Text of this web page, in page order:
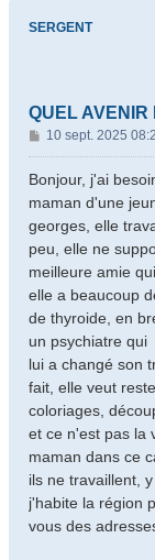
SERGENT
QUEL AVENIR
M
e
s
g
e
10 sept. 2025
Bonjour, j'ai
maman d'une
georges, elle
peu, elle ne
meilleure amie
elle a beaucoup
de thyroide, en
un psychiatre qui
lui a changé son
fait, elle veut
coloriages,
et ce n'est pas la
maman dans ce
ils ne travaillent,
j'habite la région
vous des